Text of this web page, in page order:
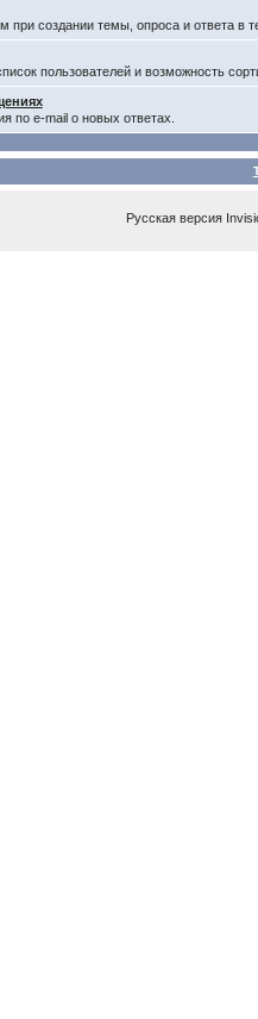
при создании темы, опроса и ответа в
пользователей и возможность
по e-mail о новых ответах.
Русская версия